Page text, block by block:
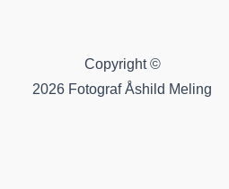
Copyright ©
2026 Fotograf Åshild Meling